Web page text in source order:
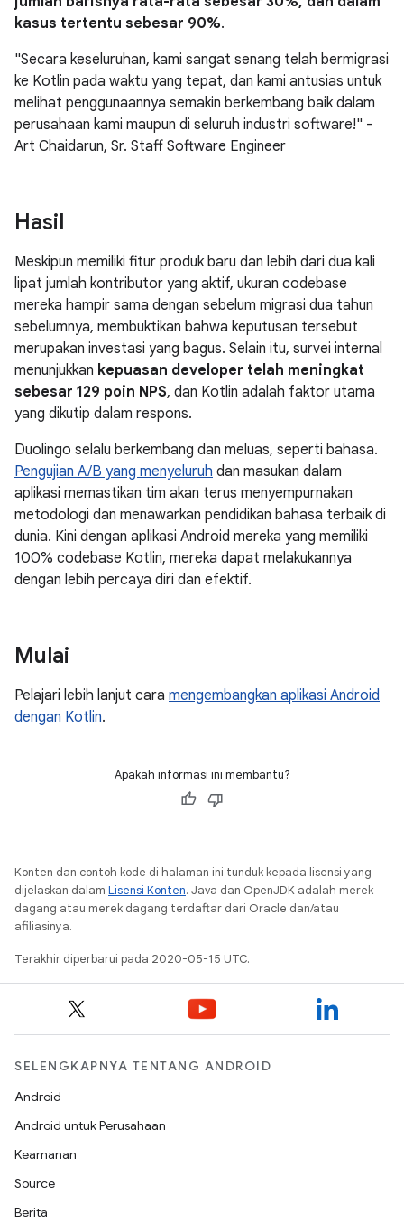
kasus tertentu sebesar 90%.
"Secara keseluruhan, kami sangat senang telah bermigrasi
ke Kotlin pada waktu yang tepat, dan kami antusias untuk
melihat penggunaannya semakin berkembang baik dalam
perusahaan kami maupun di seluruh industri software!" -
Art Chaidarun, Sr. Staff Software Engineer
Hasil
Meskipun memiliki fitur produk baru dan lebih dari dua kali
lipat jumlah kontributor yang aktif, ukuran codebase
mereka hampir sama dengan sebelum migrasi dua tahun
sebelumnya, membuktikan bahwa keputusan tersebut
merupakan investasi yang bagus. Selain itu, survei internal
menunjukkan kepuasan developer telah meningkat
sebesar 129 poin NPS, dan Kotlin adalah faktor utama
yang dikutip dalam respons.
Duolingo selalu berkembang dan meluas, seperti bahasa.
Pengujian A/B yang menyeluruh dan masukan dalam
aplikasi memastikan tim akan terus menyempurnakan
metodologi dan menawarkan pendidikan bahasa terbaik di
dunia. Kini dengan aplikasi Android mereka yang memiliki
100% codebase Kotlin, mereka dapat melakukannya
dengan lebih percaya diri dan efektif.
Mulai
Pelajari lebih lanjut cara mengembangkan aplikasi Android
dengan Kotlin.
Apakah informasi ini membantu?
Konten dan contoh kode di halaman ini tunduk kepada lisensi yang
dijelaskan dalam Lisensi Konten. Java dan OpenJDK adalah merek
dagang atau merek dagang terdaftar dari Oracle dan/atau
afiliasinya.
Terakhir diperbarui pada 2020-05-15 UTC.
SELENGKAPNYA TENTANG ANDROID
Android
Android untuk Perusahaan
Keamanan
Source
Berita